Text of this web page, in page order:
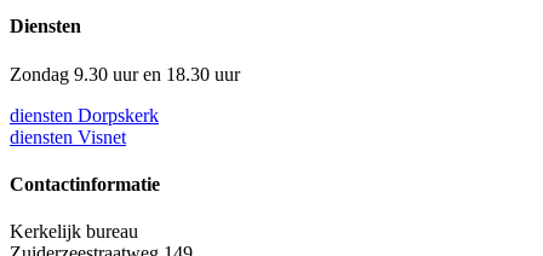
Diensten
Zondag 9.30 uur en 18.30 uur
diensten Dorpskerk
diensten Visnet
Contactinformatie
Kerkelijk bureau